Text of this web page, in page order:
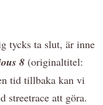
tycks ta slut, är inne
8 (originaltitel:
tid tillbaka kan vi
streetrace att göra.